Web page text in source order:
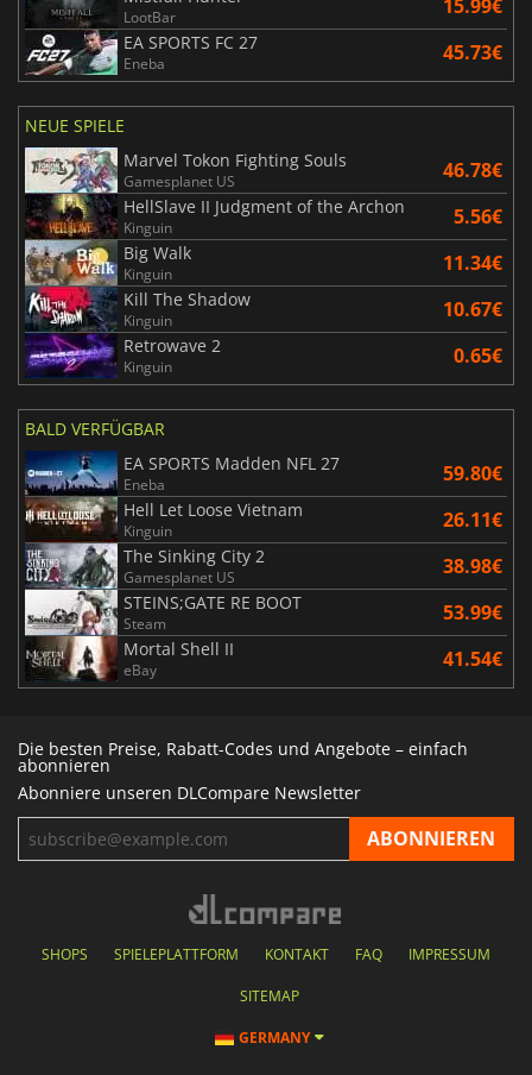
LootBar 15.99€
EA SPORTS FC 27
Eneba 45.73€
NEUE SPIELE
Marvel Tokon Fighting Souls
Gamesplanet US 46.78€
HellSlave II Judgment of the Archon
Kinguin 5.56€
Big Walk
Kinguin 11.34€
Kill The Shadow
Kinguin 10.67€
Retrowave 2
Kinguin 0.65€
BALD VERFÜGBAR
EA SPORTS Madden NFL 27
Eneba 59.80€
Hell Let Loose Vietnam
Kinguin 26.11€
The Sinking City 2
Gamesplanet US 38.98€
STEINS;GATE RE BOOT
Steam 53.99€
Mortal Shell II
eBay 41.54€
Die besten Preise, Rabatt-Codes und Angebote – einfach
abonnieren
Abonniere unseren DLCompare Newsletter
SHOPS SPIELEPLATTFORM KONTAKT FAQ IMPRESSUM
SITEMAP
GERMANY